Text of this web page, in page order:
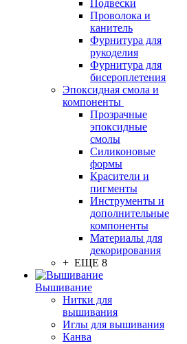
Подвески
Проволока и
канитель
Фурнитура для
рукоделия
Фурнитура для
бисероплетения
Эпоксидная смола и
компоненты
Прозрачные
эпоксидные
смолы
Силиконовые
формы
Красители и
пигменты
Инструменты и
дополнительные
компоненты
Материалы для
декорирования
+ ЕЩЕ 8
Вышивание
Нитки для
вышивания
Иглы для вышивания
Канва